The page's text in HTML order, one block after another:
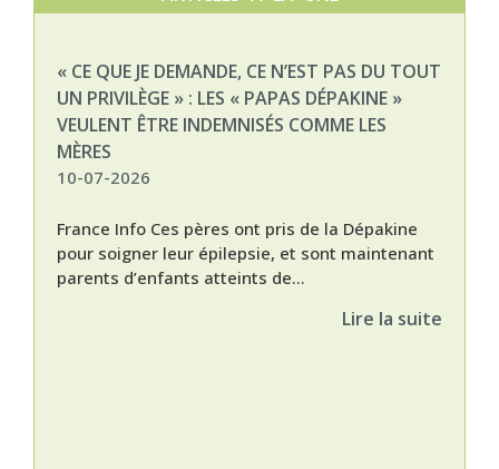
« CE QUE JE DEMANDE, CE N’EST PAS DU TOUT
UN PRIVILÈGE » : LES « PAPAS DÉPAKINE »
VEULENT ÊTRE INDEMNISÉS COMME LES
MÈRES
10-07-2026
France Info Ces pères ont pris de la Dépakine
pour soigner leur épilepsie, et sont maintenant
parents d’enfants atteints de...
Lire la suite